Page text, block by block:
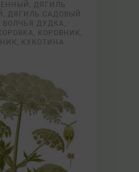
ДЯГИЛЬ
ДЯГИЛЬ САДОВЫЙ
ДУДКА,
КОРОВНИК,
КУКОТИНА